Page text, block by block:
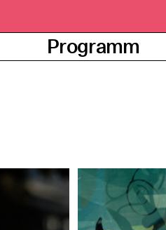
Programm